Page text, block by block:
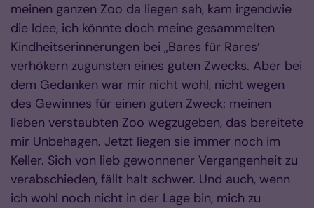
meinen ganzen Zoo da liegen sah, kam irgendwie
die Idee, ich könnte doch meine gesammelten
Kindheitserinnerungen bei „Bares für Rares‘
verhökern zugunsten eines guten Zwecks. Aber bei
dem Gedanken war mir nicht wohl, nicht wegen
des Gewinnes für einen guten Zweck; meinen
lieben verstaubten Zoo wegzugeben, das bereitete
mir Unbehagen. Jetzt liegen sie immer noch im
Keller. Sich von lieb gewonnener Vergangenheit zu
verabschieden, fällt halt schwer. Und auch, wenn
ich wohl noch nicht in der Lage bin, mich zu